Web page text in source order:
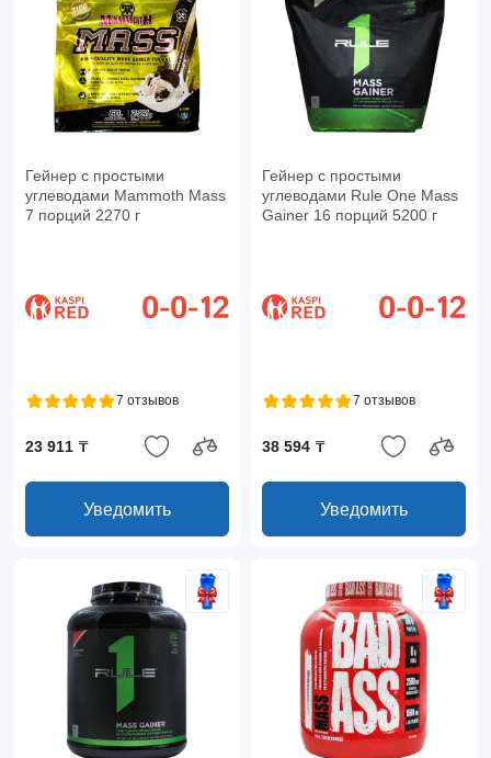
Гейнер с простыми
углеводами Mammoth Mass
7 порций 2270 г
7 отзывов
23 911 ₸
Уведомить
Гейнер с простыми
углеводами Rule One Mass
Gainer 16 порций 5200 г
7 отзывов
38 594 ₸
Уведомить